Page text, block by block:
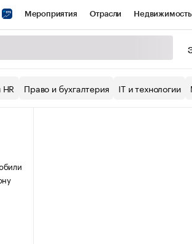
Мероприятия Отрасли Недвижимость
СПб Спецпроекты
Право и бухгалтерия IT и технологии